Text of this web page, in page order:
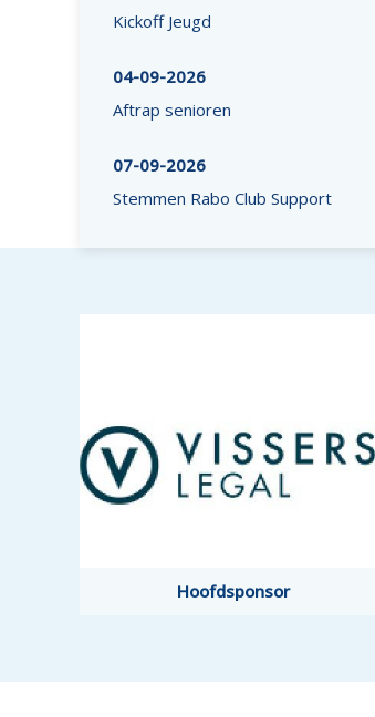
Kickoff Jeugd
04-09-2026
Aftrap senioren
07-09-2026
Stemmen Rabo Club Support
Hoofdsponsor
Hoofdsponsor